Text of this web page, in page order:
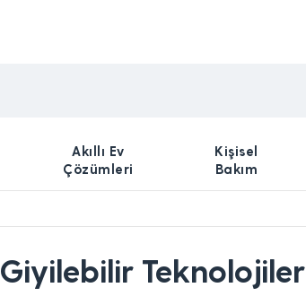
Akıllı Ev
Çözümleri
Kişisel
Bakım
Giyilebilir Teknolojiler